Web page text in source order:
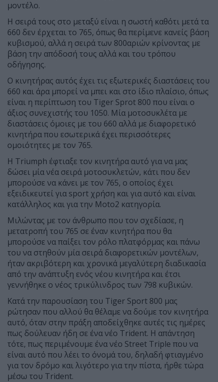
μοντέλο.
Η σειρά τους στο μεταξύ είναι η σωστή καθότι μετά τα
660 δεν έρχεται το 765, όπως θα περίμενε κανείς βάση
κυβισμού, αλλά η σειρά των 800αριών κρίνοντας με
βάση την απόδοσή τους αλλά και του τρόπου
οδήγησης.
Ο κινητήρας αυτός έχει τις εξωτερικές διαστάσεις του
660 και άρα μπορεί να μπει και στο ίδιο πλαίσιο, όπως
είναι η περίπτωση του Tiger Sprot 800 που είναι ο
άξιος συνεχιστής του 1050. Μία μοτοσυκλέτα με
διαστάσεις όμοιες με του 660 αλλά με διαφορετικό
κινητήρα που εσωτερικά έχει περισσότερες
ομοιότητες με τον 765.
Η Triumph έφτιαξε τον κινητήρα αυτό για να μας
δώσει μία νέα σειρά μοτοσυκλετών, κάτι που δεν
μπορούσε να κάνει με τον 765, ο οποίος έχει
εξειδικευτεί για sport χρήση και για αυτό και είναι
κατάλληλος και για την Moto2 κατηγορία.
Μιλώντας με τον άνθρωπο που τον σχεδίασε, η
μετατροπή του 765 σε έναν κινητήρα που θα
μπορούσε να παίξει τον ρόλο πλατφόρμας και πάνω
του να στηθούν μία σειρά διαφορετικών μοντέλων,
ήταν ακριβότερη και χρονικά μεγαλύτερη διαδικασία
από την ανάπτυξη ενός νέου κινητήρα και έτσι
γεννήθηκε ο νέος τρικύλινδρος των 798 κυβικών.
Κατά την παρουσίαση του Tiger Sport 800 μας
ρώτησαν που αλλού θα θέλαμε να δούμε τον κινητήρα
αυτό, όταν στην πράξη αποδείχθηκε αυτές τις ημέρες
πως δούλευαν ήδη σε ένα νέο Trident. Η απάντηση
τότε, πως περιμένουμε ένα νέο Street Triple που να
είναι αυτό που λέει το όνομά του, δηλαδή φτιαγμένο
για τον δρόμο και λιγότερο για την πίστα, ήρθε τώρα
μέσω του Trident.